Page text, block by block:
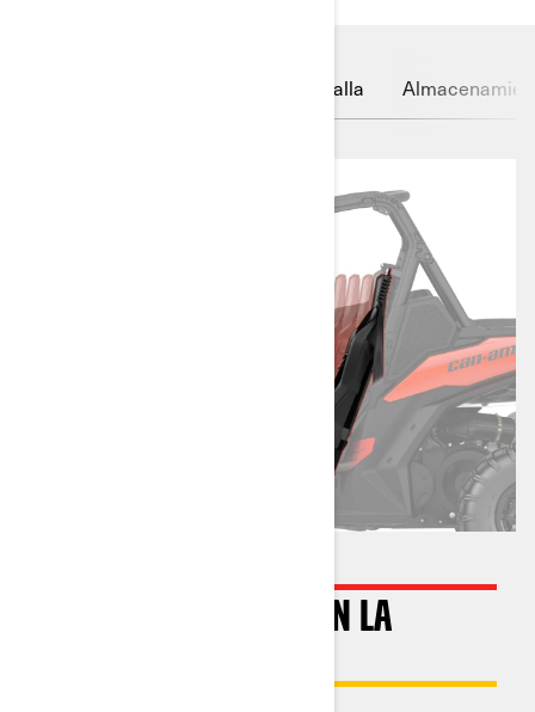
Pantalla
CONFORT ABSOLUTO EN LA